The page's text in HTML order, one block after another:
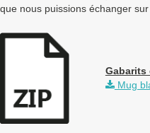
que nous puissions échanger sur
Gabarits
Mug